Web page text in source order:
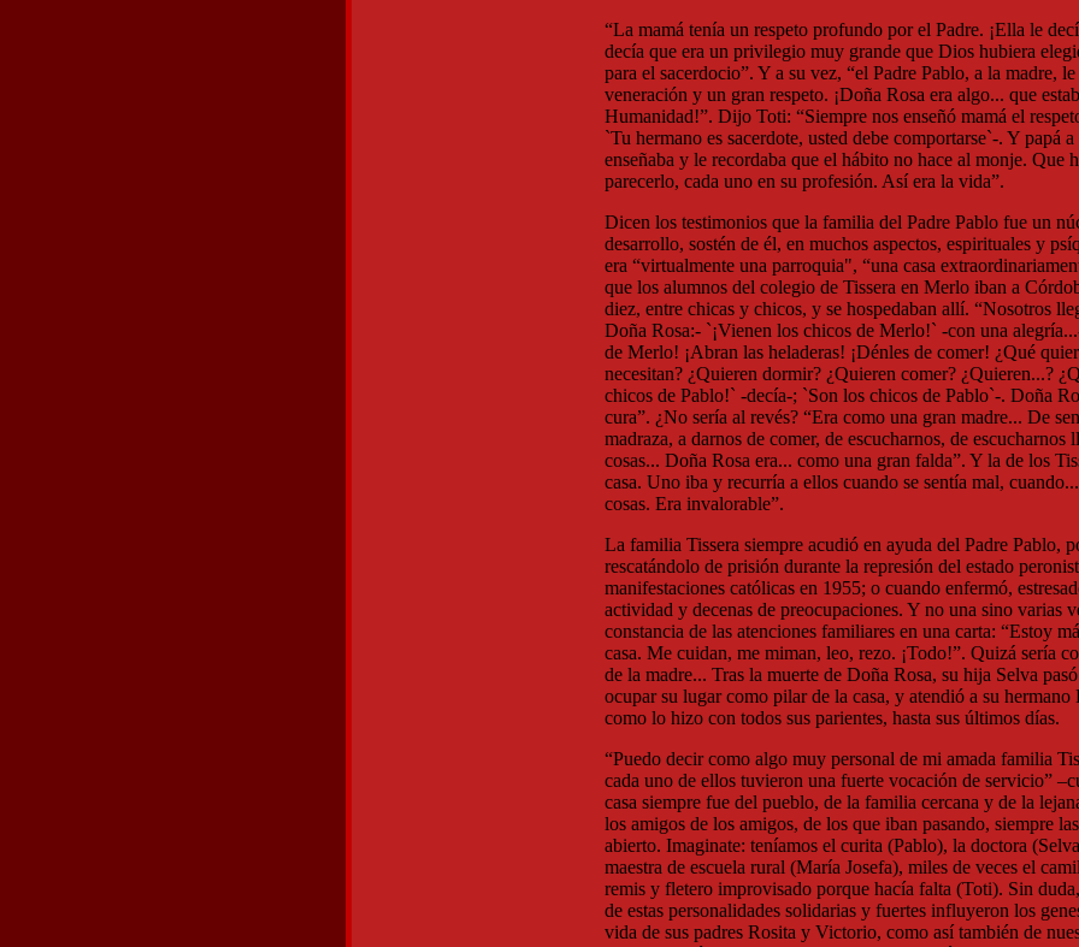
“La mamá tenía un respeto profundo por el Padre. ¡Ella le
decía que era un privilegio muy grande que Dios hubiera
para el sacerdocio”. Y a su vez, “el Padre Pablo, a la madre,
veneración y un gran respeto. ¡Doña Rosa era algo... que
Humanidad!”. Dijo Toti: “Siempre nos enseñó mamá el
`Tu hermano es sacerdote, usted debe comportarse`-. Y papá
enseñaba y le recordaba que el hábito no hace al monje. Que
parecerlo, cada uno en su profesión. Así era la vida”.
Dicen los testimonios que la familia del Padre Pablo fue un
desarrollo, sostén de él, en muchos aspectos, espirituales y
era “virtualmente una parroquia", “una casa
que los alumnos del colegio de Tissera en Merlo iban a
diez, entre chicas y chicos, y se hospedaban allí. “Nosotros
Doña Rosa:- `¡Vienen los chicos de Merlo!` -con una
de Merlo! ¡Abran las heladeras! ¡Dénles de comer! ¿Qué
necesitan? ¿Quieren dormir? ¿Quieren comer? ¿Quieren...?
chicos de Pablo!` -decía-; `Son los chicos de Pablo`-. Doña
cura”. ¿No sería al revés? “Era como una gran madre... De
madraza, a darnos de comer, de escucharnos, de escucharnos
cosas... Doña Rosa era... como una gran falda”. Y la de los
casa. Uno iba y recurría a ellos cuando se sentía mal,
cosas. Era invalorable”.
La familia Tissera siempre acudió en ayuda del Padre Pablo,
rescatándolo de prisión durante la represión del estado
manifestaciones católicas en 1955; o cuando enfermó,
actividad y decenas de preocupaciones. Y no una sino varias
constancia de las atenciones familiares en una carta: “Estoy
casa. Me cuidan, me miman, leo, rezo. ¡Todo!”. Quizá sería
de la madre... Tras la muerte de Doña Rosa, su hija Selva
ocupar su lugar como pilar de la casa, y atendió a su hermano
como lo hizo con todos sus parientes, hasta sus últimos días.
“Puedo decir como algo muy personal de mi amada familia
cada uno de ellos tuvieron una fuerte vocación de servicio”
casa siempre fue del pueblo, de la familia cercana y de la
los amigos de los amigos, de los que iban pasando, siempre
abierto. Imaginate: teníamos el curita (Pablo), la doctora
maestra de escuela rural (María Josefa), miles de veces el
remis y fletero improvisado porque hacía falta (Toti). Sin
de estas personalidades solidarias y fuertes influyeron los
vida de sus padres Rosita y Victorio, como así también de